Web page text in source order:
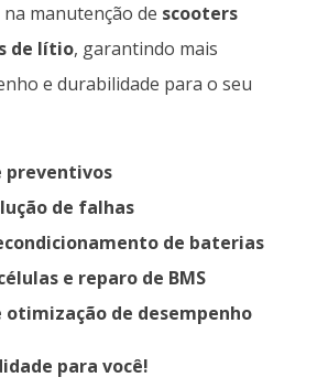
manutenção de scooters
de lítio, garantindo mais
e durabilidade para o seu
preventivos
de falhas
de baterias
e reparo de BMS
otimização de desempenho
para você!